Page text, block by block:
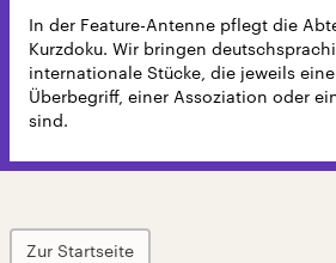
In der Feature-Antenne pflegt die
Kurzdoku. Wir bringen
internationale Stücke, die jeweils
Überbegriff, einer Assoziation oder
sind.
Zur Startseite